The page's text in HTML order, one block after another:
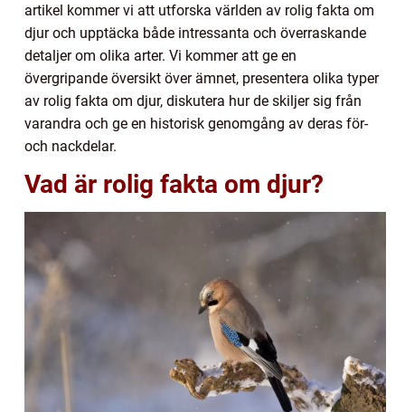
artikel kommer vi att utforska världen av rolig fakta om
djur och upptäcka både intressanta och överraskande
detaljer om olika arter. Vi kommer att ge en
övergripande översikt över ämnet, presentera olika typer
av rolig fakta om djur, diskutera hur de skiljer sig från
varandra och ge en historisk genomgång av deras för-
och nackdelar.
Vad är rolig fakta om djur?